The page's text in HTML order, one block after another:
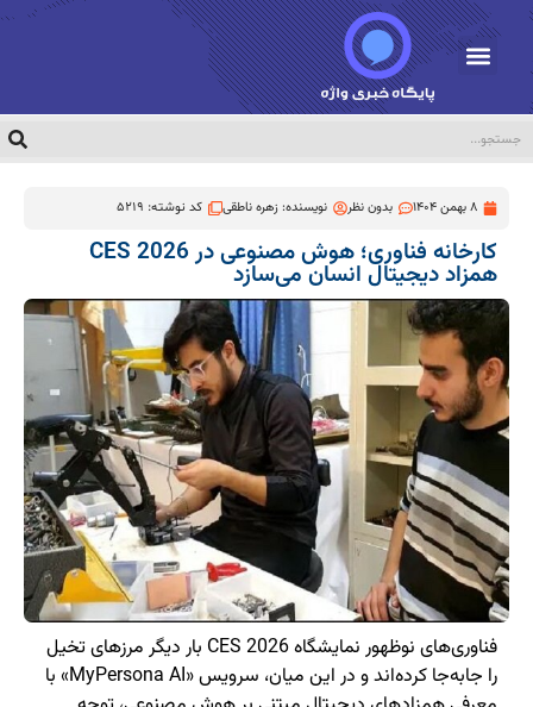
8 بهمن 1404 بدون نظر نویسنده:زهره ناطقی کد نوشته: 5219
کارخانه فناوری؛ هوش مصنوعی در CES 2026
همزاد دیجیتال انسان می‌سازد
فناوری‌های نوظهور نمایشگاه CES 2026 بار دیگر مرزهای تخیل
را جابه‌جا کرده‌اند و در این میان، سرویس «MyPersona AI» با